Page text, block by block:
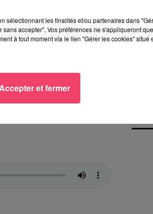
est aujourd'hui devenue un
est critique parce qu'on a
Parce que, ce qu'on
un jour donc il faut
qu'est fondamental parce
sélectionnant les finalités et/ou partenaires dans
accepter". Vos préférences ne s'appliqueront
à tout moment via le lien "Gérer les cookies" situé
et fermer